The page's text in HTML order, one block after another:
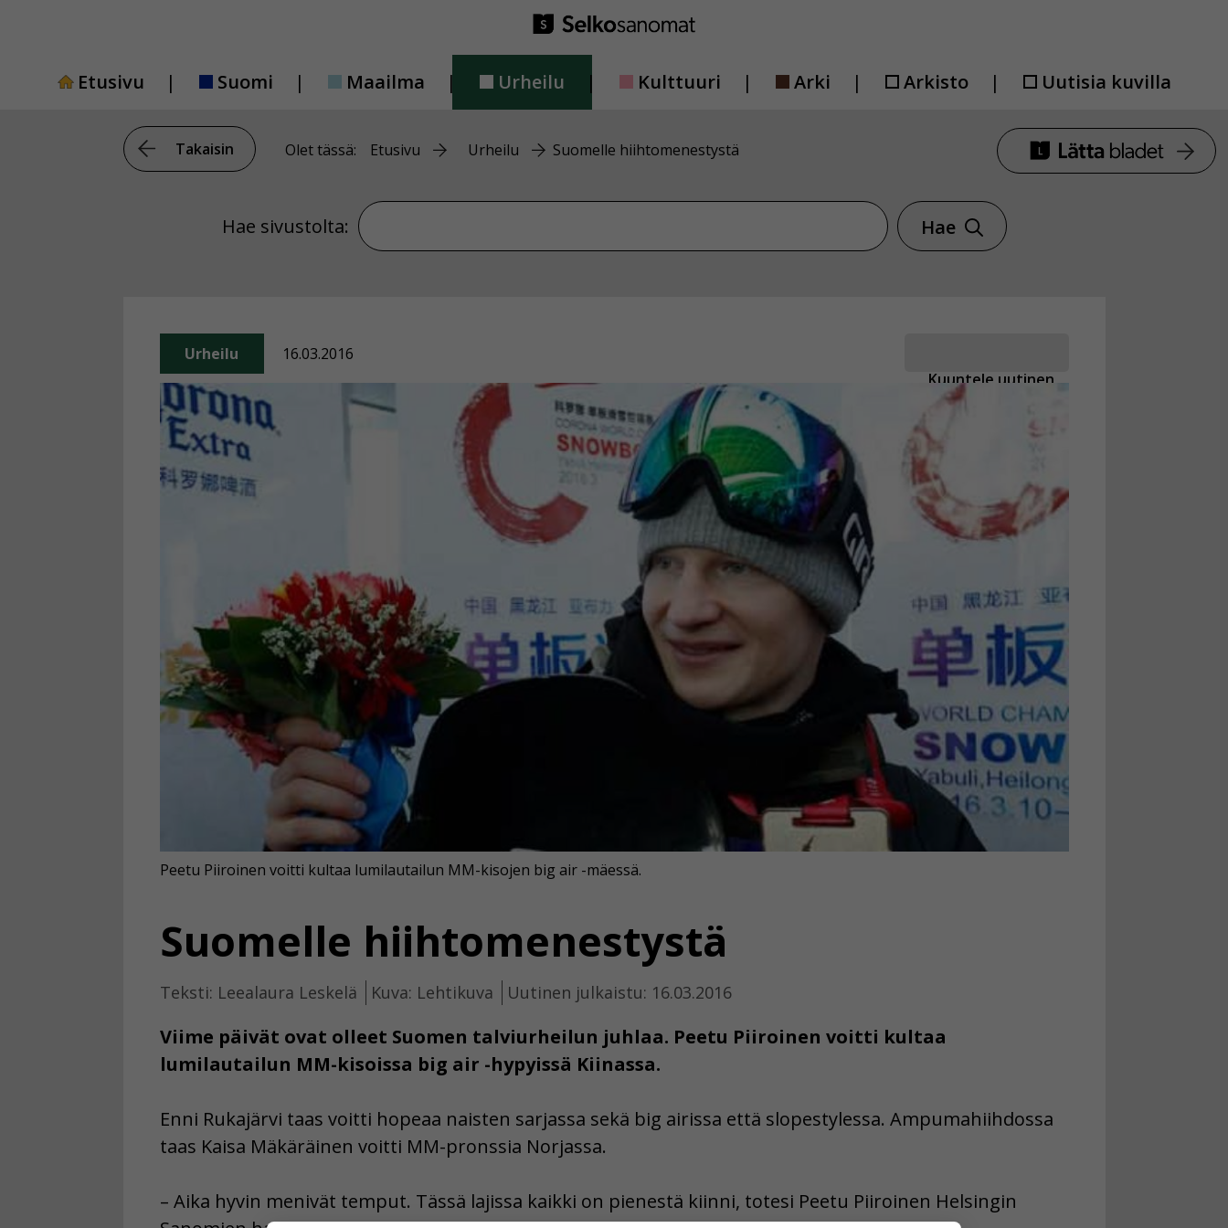
Etusivu
Suomi Maailma Urheilu Kulttuuri Arki Arkisto Uutisia kuvilla
Takaisin Olet tässä: Etusivu Urheilu Suomelle hiihtomenestystä
Hae sivustolta: Hae sivustolta
Hae
Kuuntele uutinen
Urheilu 16.03.2016
Suomelle hiihtomenestystä
Teksti: Leealaura Leskelä Kuva: Lehtikuva Uutinen julkaistu: 16.03.2016
Viime päivät ovat olleet Suomen talviurheilun juhlaa. Peetu Piiroinen voitti kultaa
lumilautailun MM-kisoissa big air -hypyissä Kiinassa.
Peetu Piiroinen voitti kultaa lumilautailun MM-kisojen big air -mäessä.
Enni Rukajärvi taas voitti hopeaa naisten sarjassa sekä big airissa että slopestylessa. Ampumahiihdossa
taas Kaisa Mäkäräinen voitti MM-pronssia Norjassa.
– Aika hyvin menivät temput. Tässä lajissa kaikki on pienestä kiinni, totesi Peetu Piiroinen Helsingin